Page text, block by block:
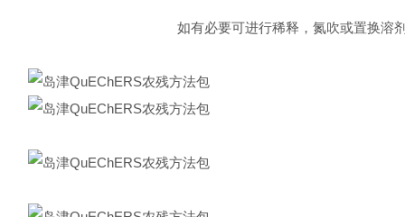
如有必要可进行稀释，氮吹或置换溶